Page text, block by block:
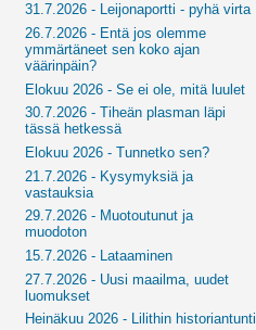
31.7.2026 - Leijonaportti - pyhä virta
26.7.2026 - Entä jos olemme
ymmärtäneet sen koko ajan
väärinpäin?
Elokuu 2026 - Se ei ole, mitä luulet
30.7.2026 - Tiheän plasman läpi
tässä hetkessä
Elokuu 2026 - Tunnetko sen?
21.7.2026 - Kysymyksiä ja
vastauksia
29.7.2026 - Muotoutunut ja
muodoton
15.7.2026 - Lataaminen
27.7.2026 - Uusi maailma, uudet
luomukset
Heinäkuu 2026 - Lilithin historiantunti